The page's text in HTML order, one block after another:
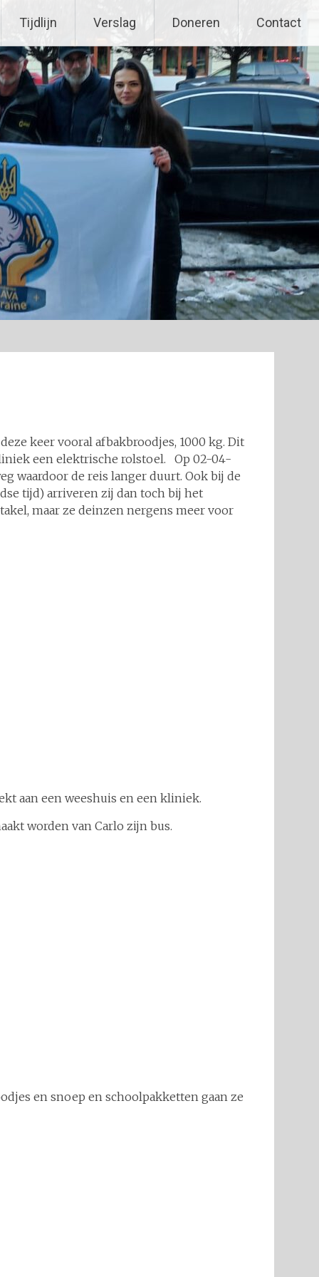
Tijdlijn Verslag Doneren Contact
keer vooral afbakbroodjes, 1000 kg. Dit
een elektrische rolstoel. Op 02-04-
waardoor de reis langer duurt. Ook bij de
tijd) arriveren zij dan toch bij het
maar ze deinzen nergens meer voor
aan een weeshuis en een kliniek.
worden van Carlo zijn bus.
en snoep en schoolpakketten gaan ze